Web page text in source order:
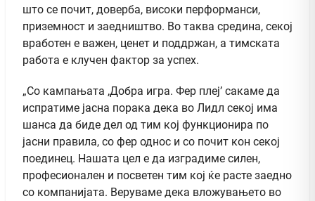
што се почит, доверба, високи перформанси,
приземност и заедништво. Во таква средина, секој
вработен е важен, ценет и поддржан, а тимската
работа е клучен фактор за успех.
„Со кампањата ,Добра игра. Фер плеј’ сакаме да
испратиме јасна порака дека во Лидл секој има
шанса да биде дел од тим кој функционира по
јасни правила, со фер однос и со почит кон секој
поединец. Нашата цел е да изградиме силен,
професионален и посветен тим кој ќе расте заедно
со компанијата. Веруваме дека вложувањето во